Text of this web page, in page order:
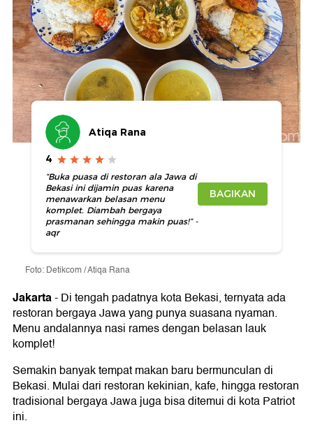
Atiqa Rana
4
“Buka puasa di restoran ala Jawa di
Bekasi ini dijamin puas karena
menawarkan belasan menu
komplet. Diambah bergaya
prasmanan sehingga makin puas!” -
aqr
BAGIKAN
Foto: Detikcom / Atiqa Rana
Jakarta-Di tengah padatnya kota Bekasi, ternyata ada
restoran bergaya Jawa yang punya suasana nyaman.
Menu andalannya nasi rames dengan belasan lauk
komplet!
Semakin banyak tempat makan baru bermunculan di
Bekasi. Mulai dari restoran kekinian, kafe, hingga restoran
tradisional bergaya Jawa juga bisa ditemui di kota Patriot
ini.